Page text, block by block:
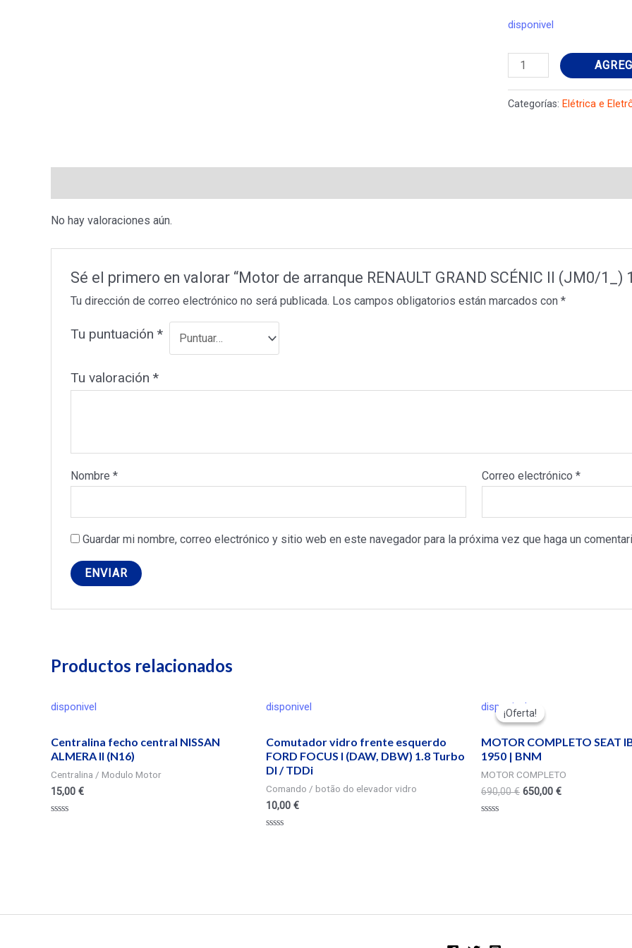
disponivel
Motor
arranque
SCÉNIC
dCi
(JM1E)
8200306595
cantidad
Categorías: Elétrica e
No hay valoraciones aún.
Sé el primero en valorar “Motor de arranque RENAULT GRAND SCÉNIC II (JM0/1_)
Tu dirección de correo electrónico no será publicada. Los campos obligatorios están marcados con *
Tu puntuación *
Tu valoración *
Nombre * Correo electrónico*
Guardar mi nombre, correo electrónico y sitio web en este navegador para la próxima vez que haga un
Productos relacionados
disponivel
Centralina fecho central NISSAN
ALMERA II (N16)
Centralina / Modulo Motor
15,00 €
disponivel
Comutador vidro frente esquerdo
FORD FOCUS I (DAW, DBW) 1.8 Turbo
DI / TDDi
Comando / botão do elevador vidro
10,00 €
¡Oferta!
disponivel
¡Oferta!
MOTOR COMPLETO SEAT
1950 | BNM
MOTOR COMPLETO
690,00€ 650,00 €